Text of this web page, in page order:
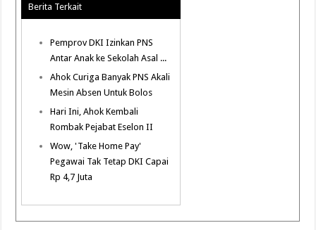
Berita Terkait
Pemprov DKI Izinkan PNS
Antar Anak ke Sekolah Asal ...
Ahok Curiga Banyak PNS Akali
Mesin Absen Untuk Bolos
Hari Ini, Ahok Kembali
Rombak Pejabat Eselon II
Wow, 'Take Home Pay'
Pegawai Tak Tetap DKI Capai
Rp 4,7 Juta